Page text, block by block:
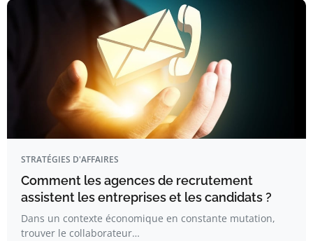
STRATÉGIES D'AFFAIRES
Comment les agences de recrutement
assistent les entreprises et les candidats ?
Dans un contexte économique en constante mutation,
trouver le collaborateur…